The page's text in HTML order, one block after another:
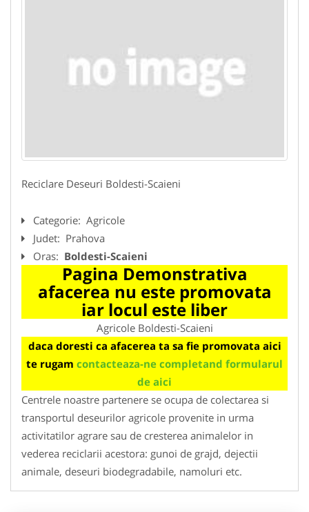
Reciclare Deseuri Boldesti-Scaieni
Categorie: Agricole
Judet: Prahova
Oras: Boldesti-Scaieni
Pagina Demonstrativa
afacerea nu este promovata
iar locul este liber
Agricole Boldesti-Scaieni
daca doresti ca afacerea ta sa fie promovata aici
te rugam contacteaza-ne completand formularul
de aici
Centrele noastre partenere se ocupa de colectarea si
transportul deseurilor agricole provenite in urma
activitatilor agrare sau de cresterea animalelor in
vederea reciclarii acestora: gunoi de grajd, dejectii
animale, deseuri biodegradabile, namoluri etc.